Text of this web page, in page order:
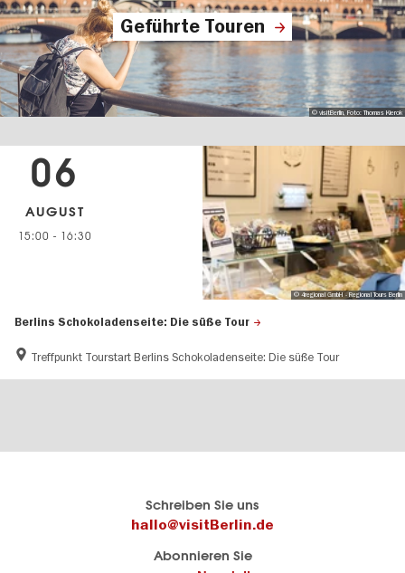
Geführte Touren
© visitBerlin, Foto: Thomas Kierok
Berlins Schokoladenseite: Die süße Tour
Treffpunkt Tourstart Berlins Schokoladenseite: Die süße Tour
06
AUGUST
15:00 - 16:30
© 4regional GmbH - Regional Tours Berlin
Schreiben Sie uns
hallo@visitBerlin.de
Abonnieren Sie